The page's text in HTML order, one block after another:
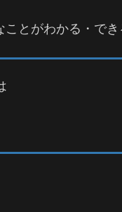
とがわかる・でき